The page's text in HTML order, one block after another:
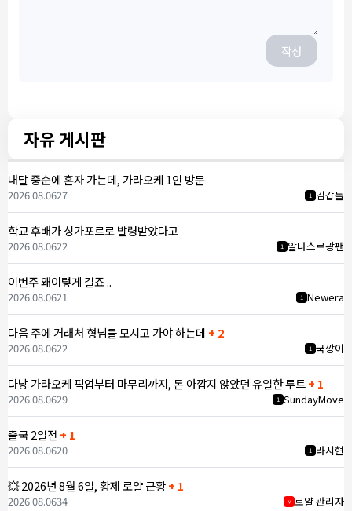
작성
자유 게시판
내달 중순에 혼자 가는데, 가라오케 1인 방문
1 김갑돌
2026.08.0627
학교 후배가 싱가포르로 발령받았다고
1 알나스르광팬
2026.08.0622
이번주 왜이렇게 길죠 ..
1 Newera
2026.08.0621
다음 주에 거래처 형님들 모시고 가야 하는데 + 2
1 국깡이
2026.08.0622
다낭 가라오케 픽업부터 마무리까지, 돈 아깝지 않았던 유일한 루트+ 1
1 SundayMove
2026.08.0629
출국 2일전 + 1
1 라시현
2026.08.0620
💥 2026년 8월 6일, 황제 로얄 근황+ 1
M 로얄 관리자
2026.08.0634